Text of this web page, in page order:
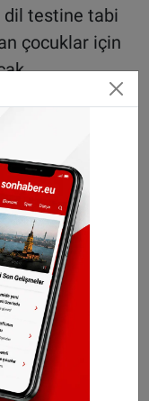
dil testine tabi
çocuklar için
yeni bir
girecek ve
beş
zorunlu
testler daha
“SprachFit”